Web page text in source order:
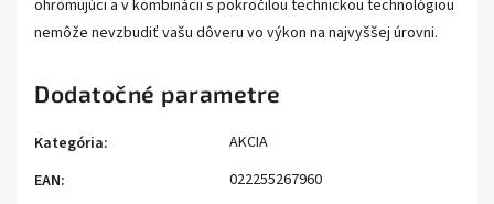
ohromujúci a v kombinácii s pokročilou technickou technológiou
nemôže nevzbudiť vašu dôveru vo výkon na najvyššej úrovni.
Dodatočné parametre
Kategória:
AKCIA
EAN: 022255267960